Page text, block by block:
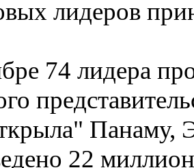
лидеров
74 лидера
Панаму,
22